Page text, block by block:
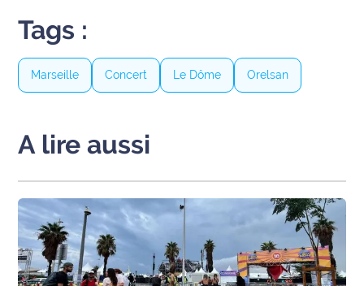
2026
Contenus
Partenaires
de la
Coup de
coeur
Maritima
Fil
Tags :
Marseille Concert Le Dôme Orelsan
A lire aussi